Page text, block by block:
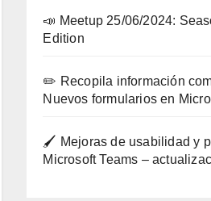
📣 Meetup 25/06/2024:
Edition
✏️ Recopila información
Nuevos formularios en
🖌️ Mejoras de usabilidad y
Microsoft Teams –